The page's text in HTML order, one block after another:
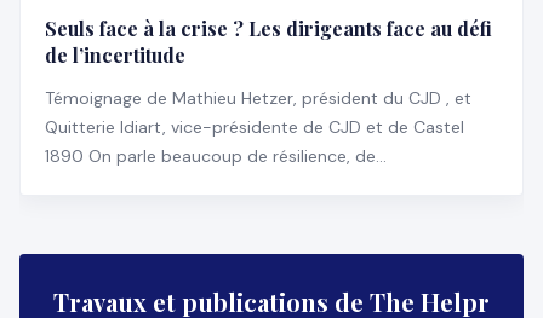
Seuls face à la crise ? Les dirigeants face au défi
de l’incertitude
Témoignage de Mathieu Hetzer, président du CJD , et
Quitterie Idiart, vice-présidente de CJD et de Castel
1890 On parle beaucoup de résilience, de
Travaux et publications de The Helpr